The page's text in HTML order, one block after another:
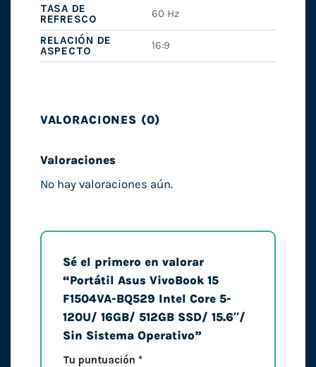
TASA DE
REFRESCO
60 Hz
RELACIÓN DE
ASPECTO
16:9
VALORACIONES (0)
Valoraciones
No hay valoraciones aún.
Sé el primero en valorar
“Portátil Asus VivoBook 15
F1504VA-BQ529 Intel Core 5-
120U/ 16GB/ 512GB SSD/ 15.6″/
Sin Sistema Operativo”
Tu puntuación *